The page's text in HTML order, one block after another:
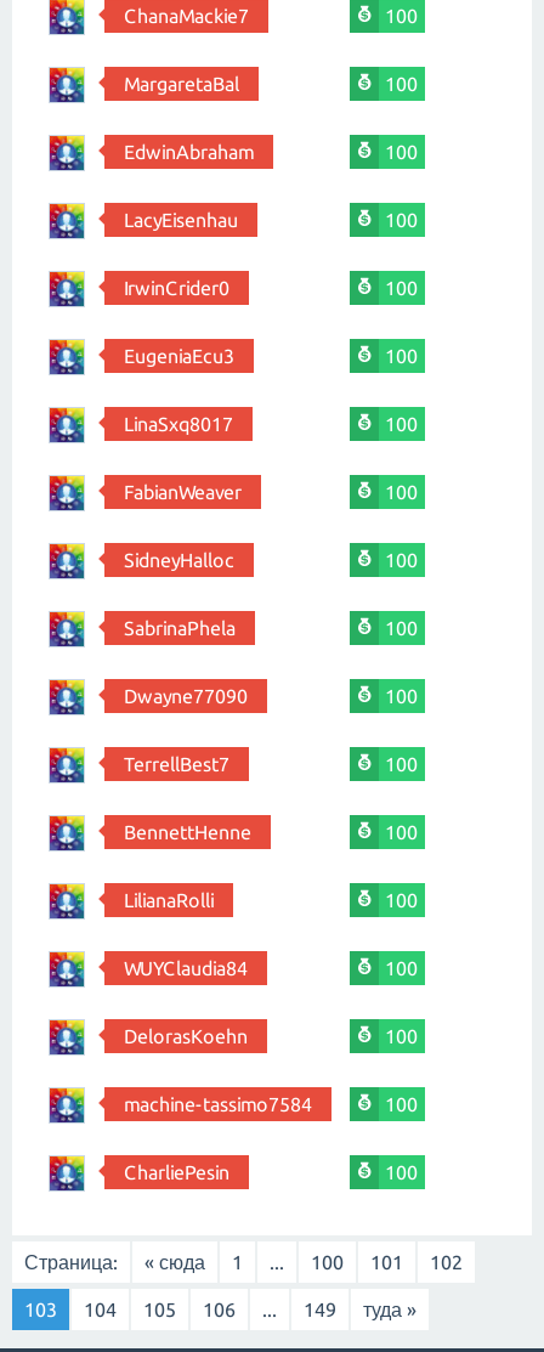
ChanaMackie7 100
MargaretaBal 100
EdwinAbraham 100
LacyEisenhau 100
IrwinCrider0 100
EugeniaEcu3 100
LinaSxq8017 100
FabianWeaver 100
SidneyHalloc 100
SabrinaPhela 100
Dwayne77090 100
TerrellBest7 100
BennettHenne 100
LilianaRolli 100
WUYClaudia84 100
DelorasKoehn 100
machine-tassimo7584 100
CharliePesin 100
Страница: « сюда 1 ... 100 101 102
103 104 105 106 ... 149 туда »